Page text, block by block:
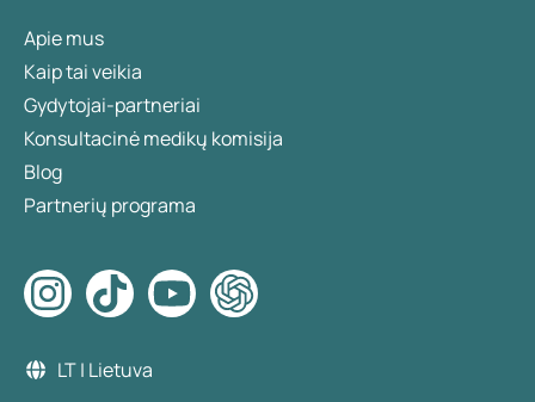
Apie mus
Kaip tai veikia
Gydytojai-partneriai
Konsultacinė medikų komisija
Blog
Partnerių programa
LT | Lietuva